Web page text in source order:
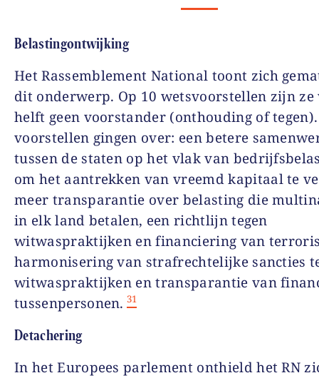
Belastingontwijking
Het Rassemblement National toont zich
dit onderwerp. Op 10 wetsvoorstellen zijn ze
helft geen voorstander (onthouding of tegen).
voorstellen gingen over: een betere
tussen de staten op het vlak van
om het aantrekken van vreemd kapitaal te
meer transparantie over belasting die
in elk land betalen, een richtlijn tegen
witwaspraktijken en financiering van
harmonisering van strafrechtelijke sancties
witwaspraktijken en transparantie van
tussenpersonen. 31
Detachering
In het Europees parlement onthield het RN